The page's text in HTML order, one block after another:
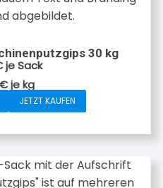
auf.
können
auf
der
Produktseite
werden
30 kg
je Sack
€jekg
JETZT KAUFEN